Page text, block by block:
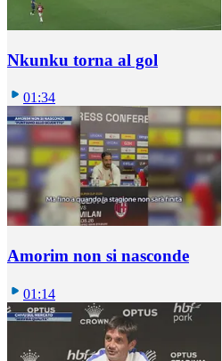
Nkunku torna al gol
01:34
Amorim non si nasconde
01:14